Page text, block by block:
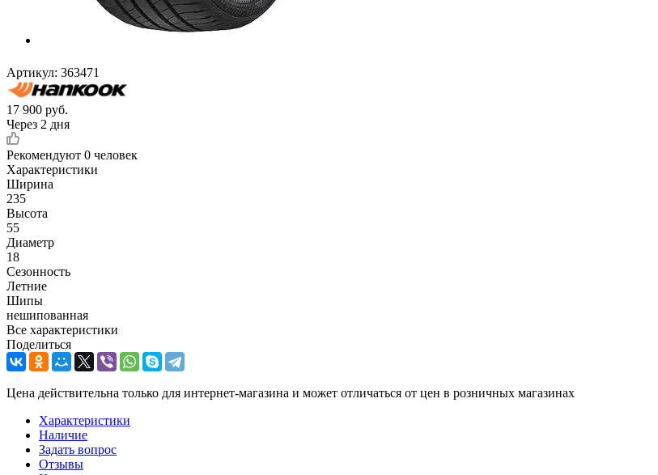
Артикул: 363471
17 900 руб.
Через 2 дня
Рекомендуют 0 человек
Характеристики
Ширина
235
Высота
55
Диаметр
18
Сезонность
Летние
Шипы
нешипованная
Все характеристики
Поделиться
Цена действительна только для интернет-магазина и может отличаться от цен в розничных магазинах
Характеристики
Наличие
Задать вопрос
Отзывы